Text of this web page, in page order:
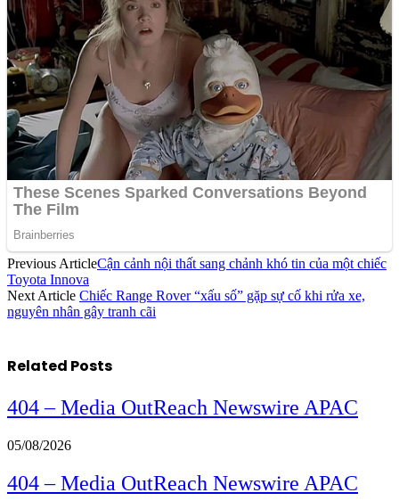
Previous ArticleCận cảnh nội thất sang chảnh khó tin của một chiếc
Toyota Innova
Next Article Chiếc Range Rover “xấu số” gặp sự cố khi rửa xe,
nguyên nhân gây tranh cãi
Related Posts
404 – Media OutReach Newswire APAC
05/08/2026
404 – Media OutReach Newswire APAC